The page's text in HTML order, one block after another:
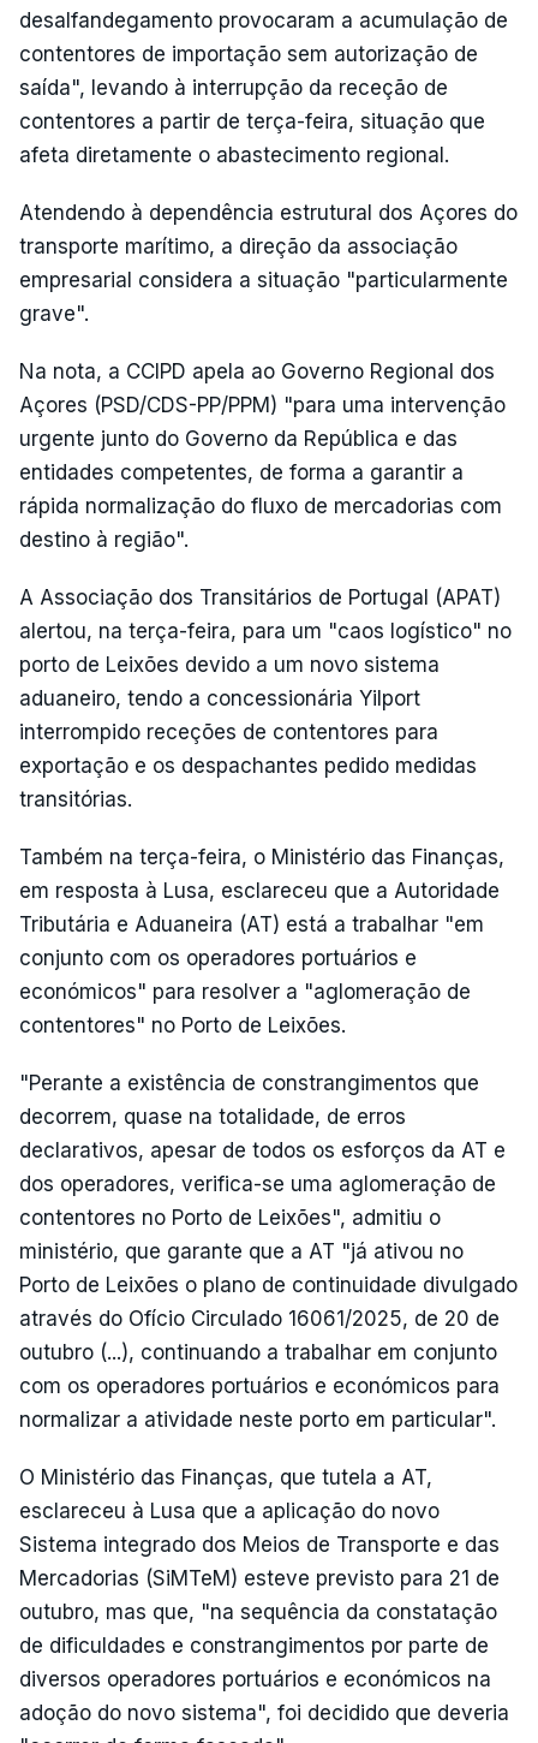
desalfandegamento provocaram a acumulação de
contentores de importação sem autorização de
saída", levando à interrupção da receção de
contentores a partir de terça-feira, situação que
afeta diretamente o abastecimento regional.
Atendendo à dependência estrutural dos Açores do
transporte marítimo, a direção da associação
empresarial considera a situação "particularmente
grave".
Na nota, a CCIPD apela ao Governo Regional dos
Açores (PSD/CDS-PP/PPM) "para uma intervenção
urgente junto do Governo da República e das
entidades competentes, de forma a garantir a
rápida normalização do fluxo de mercadorias com
destino à região".
A Associação dos Transitários de Portugal (APAT)
alertou, na terça-feira, para um "caos logístico" no
porto de Leixões devido a um novo sistema
aduaneiro, tendo a concessionária Yilport
interrompido receções de contentores para
exportação e os despachantes pedido medidas
transitórias.
Também na terça-feira, o Ministério das Finanças,
em resposta à Lusa, esclareceu que a Autoridade
Tributária e Aduaneira (AT) está a trabalhar "em
conjunto com os operadores portuários e
económicos" para resolver a "aglomeração de
contentores" no Porto de Leixões.
"Perante a existência de constrangimentos que
decorrem, quase na totalidade, de erros
declarativos, apesar de todos os esforços da AT e
dos operadores, verifica-se uma aglomeração de
contentores no Porto de Leixões", admitiu o
ministério, que garante que a AT "já ativou no
Porto de Leixões o plano de continuidade divulgado
através do Ofício Circulado 16061/2025, de 20 de
outubro (...), continuando a trabalhar em conjunto
com os operadores portuários e económicos para
normalizar a atividade neste porto em particular".
O Ministério das Finanças, que tutela a AT,
esclareceu à Lusa que a aplicação do novo
Sistema integrado dos Meios de Transporte e das
Mercadorias (SiMTeM) esteve previsto para 21 de
outubro, mas que, "na sequência da constatação
de dificuldades e constrangimentos por parte de
diversos operadores portuários e económicos na
adoção do novo sistema", foi decidido que deveria